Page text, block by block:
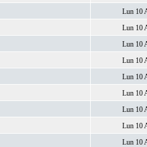
Lun 10
Lun 10
Lun 10
Lun 10
Lun 10
Lun 10
Lun 10
Lun 10
Lun 10